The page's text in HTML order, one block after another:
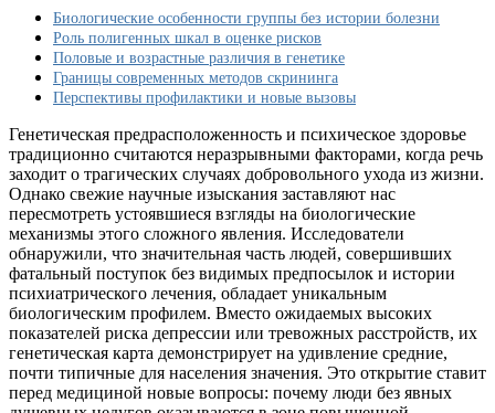
без
признаков
депрессии
и
плохой
генетики
Биологические особенности группы без истории болезни
Роль полигенных шкал в оценке рисков
Половые и возрастные различия в генетике
Границы современных методов скрининга
Перспективы профилактики и новые вызовы
Генетическая предрасположенность и психическое здоровье
традиционно считаются неразрывными факторами, когда речь
заходит о трагических случаях добровольного ухода из жизни.
Однако свежие научные изыскания заставляют нас
пересмотреть устоявшиеся взгляды на биологические
механизмы этого сложного явления. Исследователи
обнаружили, что значительная часть людей, совершивших
фатальный поступок без видимых предпосылок и истории
психиатрического лечения, обладает уникальным
биологическим профилем. Вместо ожидаемых высоких
показателей риска депрессии или тревожных расстройств, их
генетическая карта демонстрирует на удивление средние,
почти типичные для населения значения. Это открытие ставит
перед медициной новые вопросы: почему люди без явных